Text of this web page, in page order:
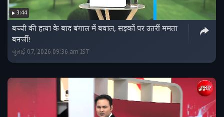
3:44
बच्ची की हत्या के बाद बंगाल में बवाल, सड़कों पर उतरीं ममता
बनर्जी!
जुलाई 07, 2026 09:36 am IST